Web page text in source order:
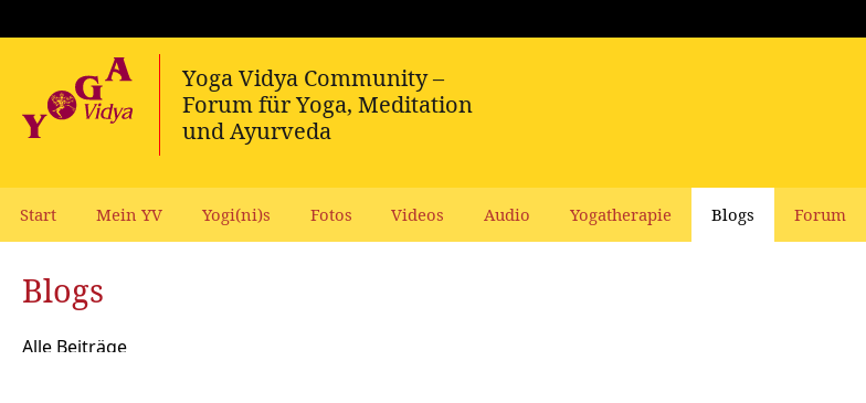
Start Mein YV Yogi(ni)s Fotos Videos Audio Yogatherapie Blogs Forum
Blogs
Alle Beiträge